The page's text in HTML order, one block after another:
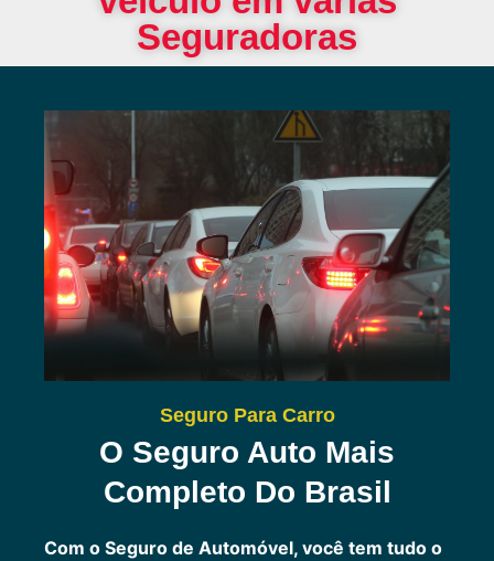
Seguradoras
Seguro Para Carro
O Seguro Auto Mais
Completo Do Brasil
Com o Seguro de Automóvel, você tem tudo o